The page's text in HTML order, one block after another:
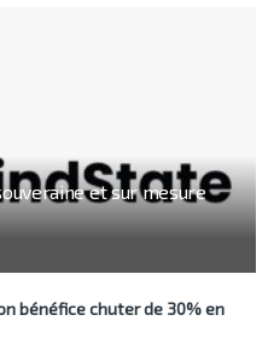
et sur mesure
bénéfice chuter de 30% en